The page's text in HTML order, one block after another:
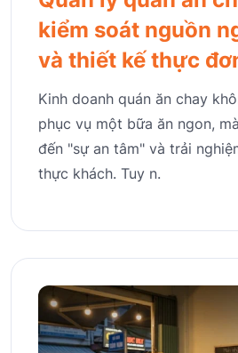
kiểm soát nguồn
và thiết kế thực
Kinh doanh quán ăn chay
phục vụ một bữa ăn ngon,
đến "sự an tâm" và trải
thực khách. Tuy n.